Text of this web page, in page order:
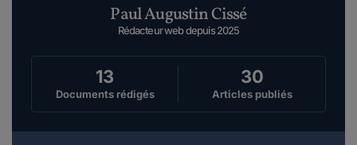
Paul Augustin Cissé
Rédacteur web depuis 2025
13
Documents rédigés
30
Articles publiés